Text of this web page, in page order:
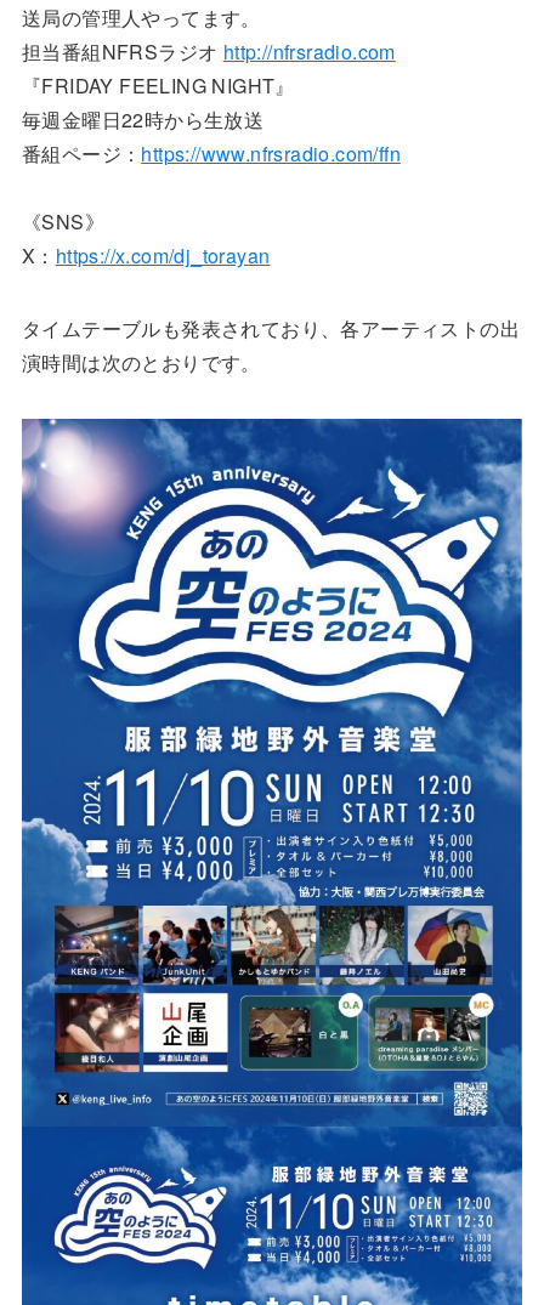
送局の管理人やってます。
担当番組NFRSラジオ http://nfrsradio.com
『FRIDAY FEELING NIGHT』
毎週金曜日22時から生放送
番組ページ： https://www.nfrsradio.com/ffn
《SNS》
X： https://x.com/dj_torayan
タイムテーブルも発表されており、各アーティストの出
演時間は次のとおりです。